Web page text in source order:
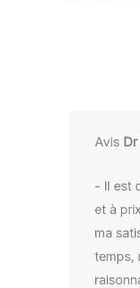
Avis
- Il est
et à
ma
temps,